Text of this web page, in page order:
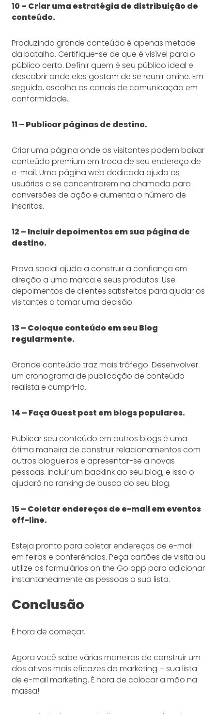
10 – Criar uma estratégia de distribuição de
conteúdo.
Produzindo grande conteúdo é apenas metade
da batalha. Certifique-se de que é visível para o
público certo. Definir quem é seu público ideal e
descobrir onde eles gostam de se reunir online. Em
seguida, escolha os canais de comunicação em
conformidade.
11 – Publicar páginas de destino.
Criar uma página onde os visitantes podem baixar
conteúdo premium em troca de seu endereço de
e-mail. Uma página web dedicada ajuda os
usuários a se concentrarem na chamada para
conversões de ação e aumenta o número de
inscritos.
12 – Incluir depoimentos em sua página de
destino.
Prova social ajuda a construir a confiança em
direção a uma marca e seus produtos. Use
depoimentos de clientes satisfeitos para ajudar os
visitantes a tomar uma decisão.
13 – Coloque conteúdo em seu Blog
regularmente.
Grande conteúdo traz mais tráfego. Desenvolver
um cronograma de publicação de conteúdo
realista e cumpri-lo.
14 – Faça Guest post em blogs populares.
Publicar seu conteúdo em outros blogs é uma
ótima maneira de construir relacionamentos com
outros blogueiros e apresentar-se a novas
pessoas. Incluir um backlink ao seu blog, e isso o
ajudará no ranking de busca do seu blog.
15 – Coletar endereços de e-mail em eventos
off-line.
Esteja pronto para coletar endereços de e-mail
em feiras e conferências. Peça cartões de visita ou
utilize os formulários on the Go app para adicionar
instantaneamente as pessoas a sua lista.
Conclusão
É hora de começar.
Agora você sabe várias maneiras de construir um
dos ativos mais eficazes do marketing – sua lista
de e-mail marketing. É hora de colocar a mão na
massa!